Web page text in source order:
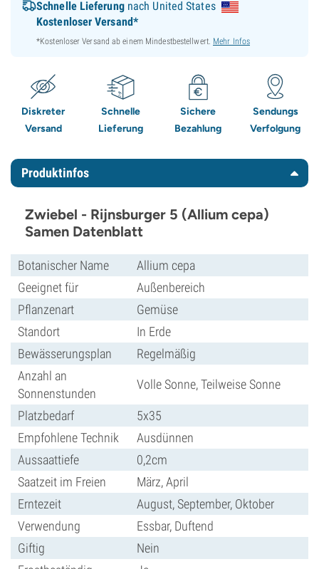
Schnelle Lieferungnach United States
Kostenloser Versand*
*Kostenloser Versand ab einem Mindestbestellwert. Mehr Infos
Diskreter
Versand
Schnelle
Lieferung
Sichere
Bezahlung
Sendungs
Verfolgung
Produktinfos
Zwiebel - Rijnsburger 5 (Allium cepa)
Samen Datenblatt
Botanischer Name
Allium cepa
Geeignet für
Außenbereich
Pflanzenart
Gemüse
Standort
In Erde
Bewässerungsplan
Regelmäßig
Anzahl an
Sonnenstunden
Volle Sonne, Teilweise Sonne
Platzbedarf
5x35
Empfohlene Technik
Ausdünnen
Aussaattiefe
0,2cm
Saatzeit im Freien
März, April
Erntezeit
August, September, Oktober
Verwendung
Essbar, Duftend
Giftig
Nein